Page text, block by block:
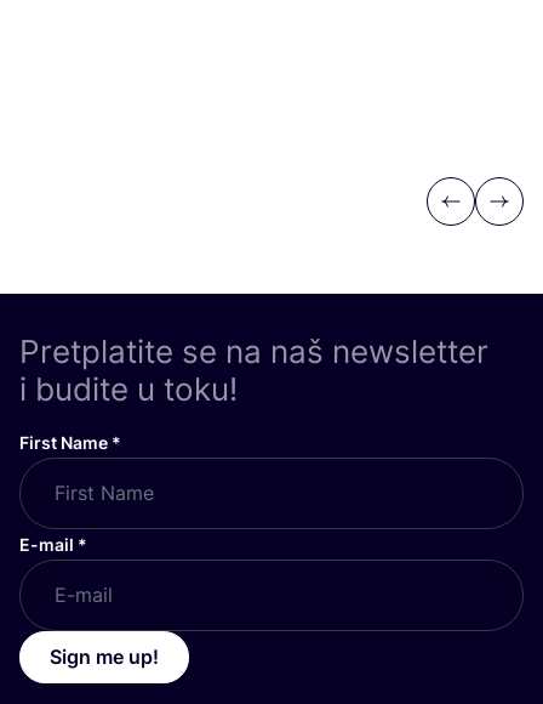
Previous
Next
Pretplatite se na naš newsletter
i budite u toku!
First Name *
E-mail *
Sign me up!